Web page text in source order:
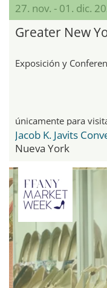
27. nov. - 01. dic.
Greater New
Exposición y
únicamente para
Jacob K. Javits
Nueva York